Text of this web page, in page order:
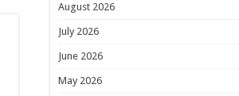
August 2026
July 2026
June 2026
May 2026